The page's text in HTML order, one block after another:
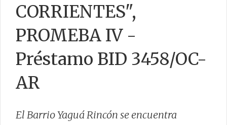
CORRIENTES",
PROMEBA IV -
Préstamo BID 3458/OC-
AR
El Barrio Yaguá Rincón se encuentra